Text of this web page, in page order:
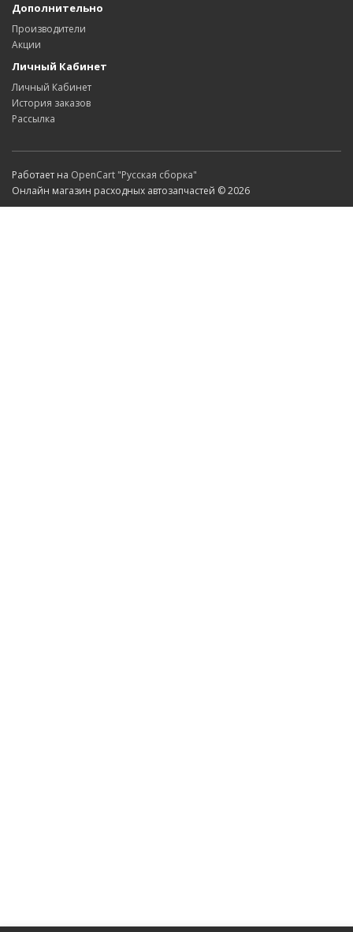
Дополнительно
Производители
Акции
Личный Кабинет
Личный Кабинет
История заказов
Рассылка
Работает на OpenCart "Русская сборка"
Онлайн магазин расходных автозапчастей © 2026